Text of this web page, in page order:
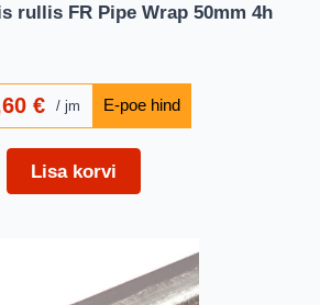
rullis FR Pipe Wrap 50mm 4h
€ jm
Lisa korvi